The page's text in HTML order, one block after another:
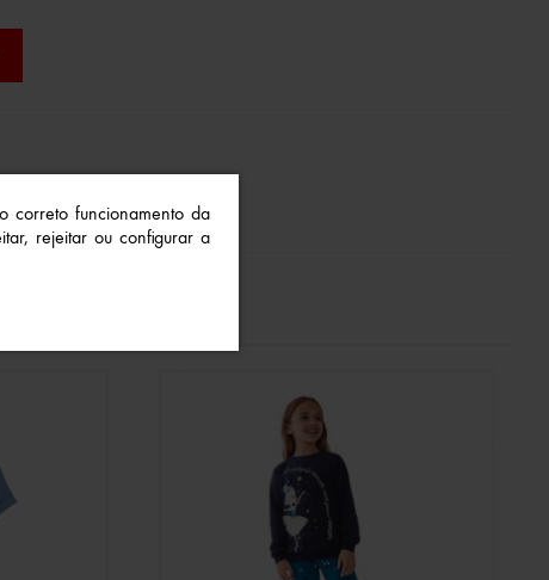
correto funcionamento da
rejeitar ou configurar a